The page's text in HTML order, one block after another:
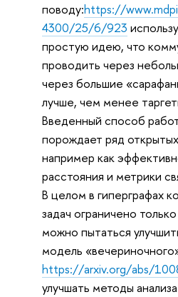
поводу:https://
4300/25/6/923
простую идею, что
проводить через
через большие
лучше, чем менее
Введенный способ
порождает ряд
например как
расстояния и метрики
В целом в гиперграфах
задач ограничено
можно пытаться
модель
https://arxiv.org/abs/
улучшать методы